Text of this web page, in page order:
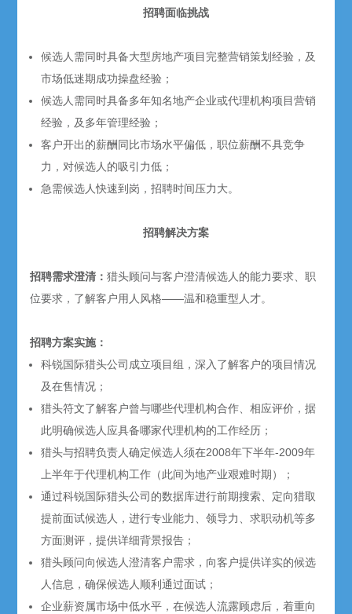
招聘面临挑战
候选人需同时具备大型房地产项目完整营销策划经验，及
市场低迷期成功操盘经验；
候选人需同时具备多年知名地产企业或代理机构项目营销
经验，及多年管理经验；
客户开出的薪酬同比市场水平偏低，职位薪酬不具竞争
力，对候选人的吸引力低；
急需候选人快速到岗，招聘时间压力大。
招聘解决方案
招聘需求澄清：猎头顾问与客户澄清候选人的能力要求、职
位要求，了解客户用人风格——温和稳重型人才。
招聘方案实施：
科锐国际猎头公司成立项目组，深入了解客户的项目情况
及在售情况；
猎头符文了解客户曾与哪些代理机构合作、相应评价，据
此明确候选人应具备哪家代理机构的工作经历；
猎头与招聘负责人确定候选人须在2008年下半年-2009年
上半年于代理机构工作（此间为地产业艰难时期）；
通过科锐国际猎头公司的数据库进行前期搜索、定向猎取
提前面试候选人，进行专业能力、领导力、求职动机等多
方面测评，提供详细背景报告；
猎头顾问向候选人澄清客户需求，向客户提供详实的候选
人信息，确保候选人顺利通过面试；
企业薪资属市场中低水平，在候选人流露顾虑后，着重向